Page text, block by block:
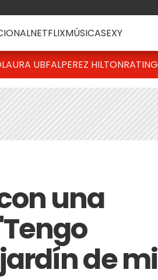
NETFLIXMÚSICASEXY
LAURA UBFALPEREZ HILTONRATING
una
de mi